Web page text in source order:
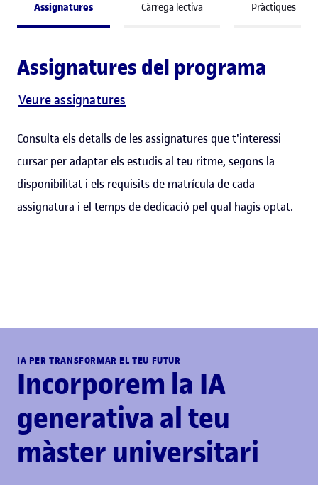
Assignatures Càrrega lectiva Pràctiques
Assignatures del programa
Veure assignatures
Consulta els detalls de les assignatures que t'interessi
cursar per adaptar els estudis al teu ritme, segons la
disponibilitat i els requisits de matrícula de cada
assignatura i el temps de dedicació pel qual hagis optat.
IA PER TRANSFORMAR EL TEU FUTUR
Incorporem la IA
generativa al teu
màster universitari